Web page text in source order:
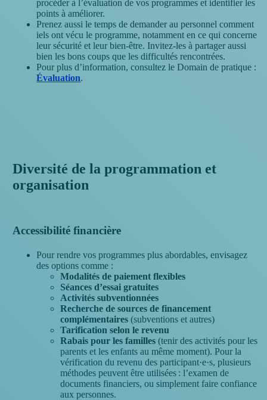
procéder à l’évaluation de vos programmes et identifier les
points à améliorer.
Prenez aussi le temps de demander au personnel comment
iels ont vécu le programme, notamment en ce qui concerne
leur sécurité et leur bien-être. Invitez-les à partager aussi
bien les bons coups que les difficultés rencontrées.
Pour plus d’information, consultez le Domain de pratique :
Évaluation.
Diversité de la programmation et
organisation
Accessibilité financière
Pour rendre vos programmes plus abordables, envisagez
des options comme :
Modalités de paiement flexibles
Séances d’essai gratuites
Activités subventionnées
Recherche de sources de financement
complémentaires (subventions et autres)
Tarification selon le revenu
Rabais pour les familles (tenir des activités pour les
parents et les enfants au même moment). Pour la
vérification du revenu des participant·e·s, plusieurs
méthodes peuvent être utilisées : l’examen de
documents financiers, ou simplement faire confiance
aux personnes.